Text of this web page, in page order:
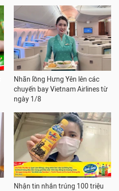
Nhãn lồng Hưng Yên lên các
chuyến bay Vietnam Airlines từ
ngày 1/8
Nhận tin nhắn trúng 100 triệu